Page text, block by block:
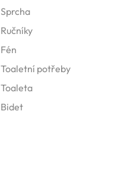
Sprcha
Ručníky
Fén
Toaletní potřeby
Toaleta
Bidet